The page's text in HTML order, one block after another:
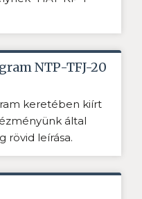
NTP-TFJ-20
keretében kiírt
által
rövid leírása.